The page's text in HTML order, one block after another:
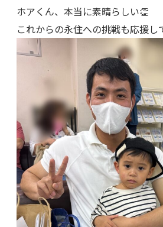
ホアくん、本当に素晴らしい👏
これからの永住への挑戦も応援し